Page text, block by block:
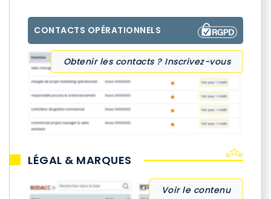
CONTACTS OPÉRATIONNELS
Obtenir les contacts ? Inscrivez-vous
LÉGAL & MARQUES
Voir le contenu